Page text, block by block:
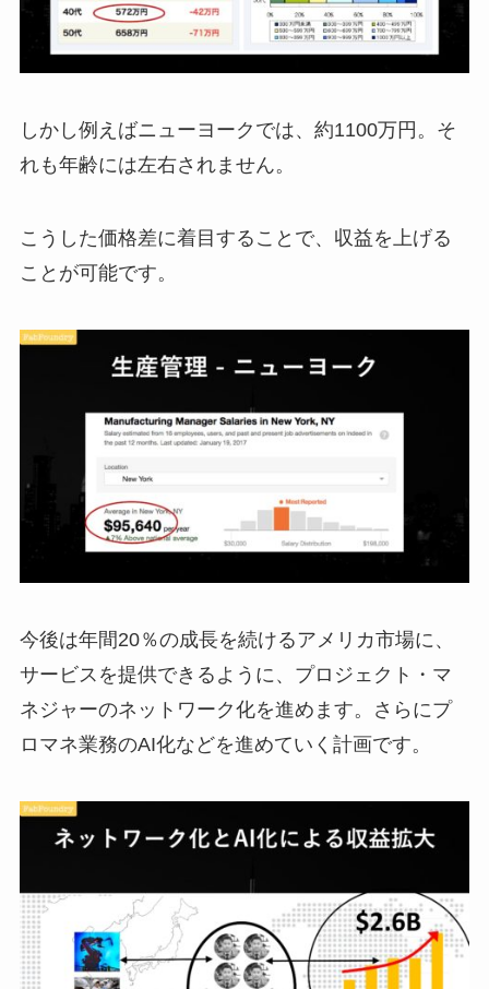
しかし例えばニューヨークでは、約1100万円。そ
れも年齢には左右されません。
こうした価格差に着目することで、収益を上げる
ことが可能です。
今後は年間20％の成長を続けるアメリカ市場に、
サービスを提供できるように、プロジェクト・マ
ネジャーのネットワーク化を進めます。さらにプ
ロマネ業務のAI化などを進めていく計画です。